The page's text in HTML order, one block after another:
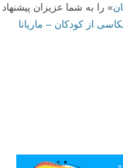
» را به شما عزیزان پیشنهاد
از کودکان – ماریانا